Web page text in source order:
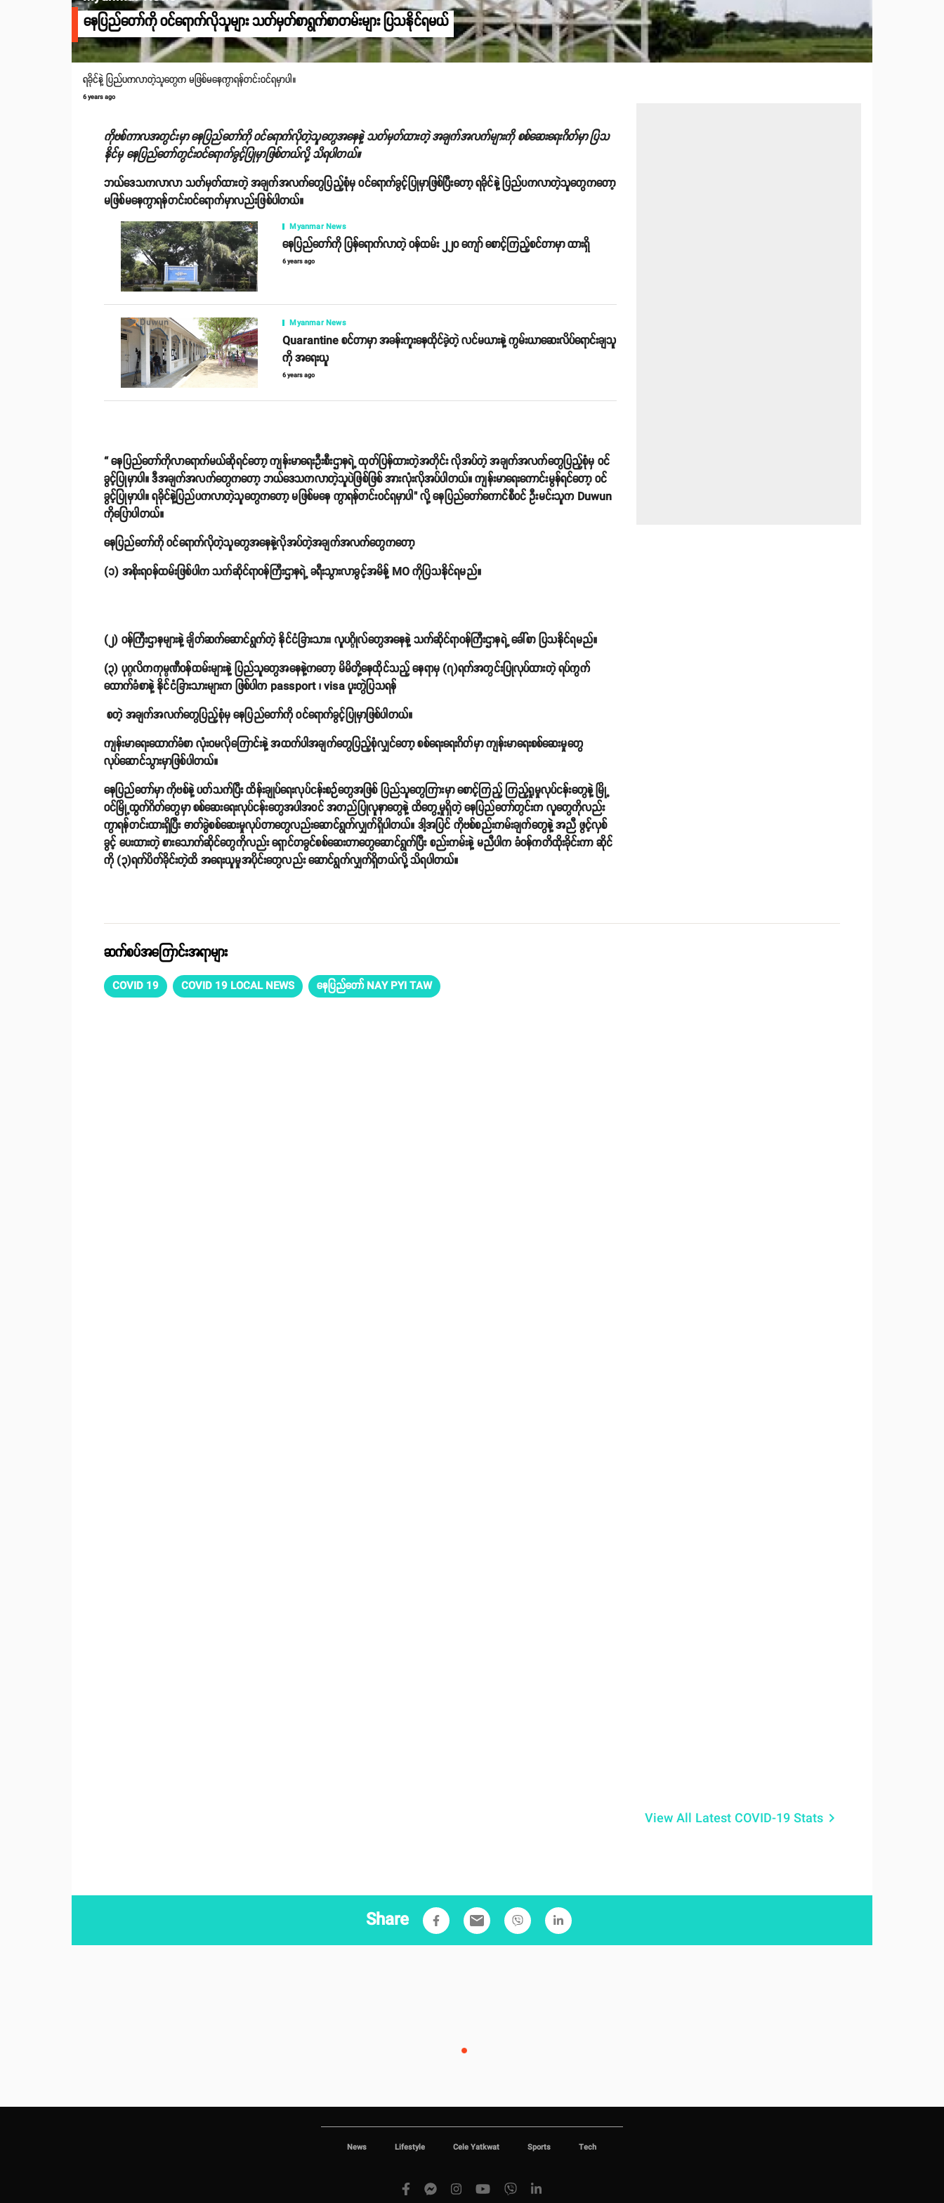
နေပြည်တော်ကို ဝင်ရောက်လိုသူများ သတ်မှတ်စာရွက်စာတမ်းများ ပြသနိုင်ရမယ်
ရခိုင်နဲ့ ပြည်ပကလာတဲ့သူတွေက မဖြစ်မနေကွာရန်တင်းဝင်ရမှာပါ။
6 years ago
ကိုဗစ်ကာလအတွင်းမှာ နေပြည်တော်ကို ဝင်ရောက်လိုတဲ့သူတွေအနေနဲ့ သတ်မှတ်ထားတဲ့ အချက်အလက်များကို စစ်ဆေးရေးဂိတ်မှာ ပြသ
နိုင်မှ နေပြည်တော်တွင်းဝင်ရောက်ခွင့်ပြုမှာဖြစ်တယ်လို့ သိရပါတယ်။
ဘယ်ဒေသကလာလာ သတ်မှတ်ထားတဲ့ အချက်အလက်တွေပြည့်စုံမှ ဝင်ရောက်ခွင့်ပြုမှာဖြစ်ပြီးတော့ ရခိုင်နဲ့ ပြည်ပကလာတဲ့သူတွေကတော့
မဖြစ်မနေကွာရန်တင်းဝင်ရောက်မှာလည်းဖြစ်ပါတယ်။
Myanmar News
နေပြည်တော်ကို ပြန်ရောက်လာတဲ့ ဝန်ထမ်း ၂၂၀ ကျော် စောင့်ကြည့်စင်တာမှာ ထားရှိ
6 years ago
Myanmar News
Quarantine စင်တာမှာ အခန်းကူးနေထိုင်ခဲ့တဲ့ လင်မယားနဲ့ ကွမ်းယာဆေးလိပ်ရောင်းချသူ
ကို အရေးယူ
6 years ago
“ နေပြည်တော်ကိုလာရောက်မယ်ဆိုရင်တော့ ကျန်းမာရေးဦးစီးဌာနရဲ့ ထုတ်ပြန်ထားတဲ့အတိုင်း လိုအပ်တဲ့ အချက်အလက်တွေပြည့်စုံမှ ဝင်
ခွင့်ပြုမှာပါ။ ဒီအချက်အလက်တွေကတော့ ဘယ်ဒေသကလာတဲ့သူပဲဖြစ်ဖြစ် အားလုံးလိုအပ်ပါတယ်။ ကျန်းမာရေးကောင်းမွန်ရင်တော့ ဝင်
ခွင့်ပြုမှာပါ။ ရခိုင်နဲ့ပြည်ပကလာတဲ့သူတွေကတော့ မဖြစ်မနေ ကွာရန်တင်းဝင်ရမှာပါ" လို့ နေပြည်တော်ကောင်စီဝင် ဦးမင်းသူက Duwun
ကိုပြောပါတယ်။
နေပြည်တော်ကို ဝင်ရောက်လိုတဲ့သူတွေအနေနဲ့လိုအပ်တဲ့အချက်အလက်တွေကတော့
(၁) အစိုးရဝန်ထမ်းဖြစ်ပါက သက်ဆိုင်ရာဝန်ကြီးဌာနရဲ့ ခရီးသွားလာခွင့်အမိန့် MO ကိုပြသနိုင်ရမည်။
(၂) ဝန်ကြီးဌာနများနဲ့ ချိတ်ဆက်ဆောင်ရွက်တဲ့ နိုင်ငံခြားသား၊ လူပဂ္ဂိုလ်တွေအနေနဲ့ သက်ဆိုင်ရာဝန်ကြီးဌာနရဲ့ ခေါ်စာ ပြသနိုင်ရမည်။
(၃) ပုဂ္ဂလိကကုမ္ပဏီဝန်ထမ်းများနဲ့ ပြည်သူတွေအနေနဲ့ကတော့ မိမိတို့နေထိုင်သည့် နေရာမှ (၇)ရက်အတွင်းပြုလုပ်ထားတဲ့ ရပ်ကွက်
ထောက်ခံစာနဲ့ နိုင်ငံခြားသားများက ဖြစ်ပါက passport ၊ visa ပူးတွဲပြသရန်
စတဲ့ အချက်အလက်တွေပြည့်စုံမှ နေပြည်တော်ကို ဝင်ရောက်ခွင့်ပြုမှာဖြစ်ပါတယ်။
ကျန်းမာရေးထောက်ခံစာ လုံးဝမလိုကြောင်းနဲ့ အထက်ပါအချက်တွေပြည့်စုံလျှင်တော့ စစ်ရေးရေးဂိတ်မှာ ကျန်းမာရေးစစ်ဆေးမှုတွေ
လုပ်ဆောင်သွားမှာဖြစ်ပါတယ်။
နေပြည်တော်မှာ ကိုဗစ်နဲ့ ပတ်သက်ပြီး ထိန်းချုပ်ရေးလုပ်ငန်းစဉ်တွေအဖြစ် ပြည်သူတွေကြားမှာ စောင့်ကြည့် ကြည့်ရှုမှုလုပ်ငန်းတွေနဲ့ မြို့
ဝင်မြို့ထွက်ဂိတ်တွေမှာ စစ်ဆေးရေးလုပ်ငန်းတွေအပါအဝင် အတည်ပြုလူနာတွေနဲ့ ထိတွေ့မှုရှိတဲ့ နေပြည်တော်တွင်းက လူတွေကိုလည်း
ကွာရန်တင်းထားရှိပြီး ဓာတ်ခွဲစစ်ဆေးမှုလုပ်တာတွေလည်းဆောင်ရွက်လျှက်ရှိပါတယ်။ ဒါ့အပြင် ကိုဗစ်စည်းကမ်းချက်တွေနဲ့ အညီ ဖွင့်လှစ်
ခွင့် ပေးထားတဲ့ စားသောက်ဆိုင်တွေကိုလည်း ရှောင်တခွင်စစ်ဆေးတာတွေဆောင်ရွက်ပြီး စည်းကမ်းနဲ့ မညီပါက ခံဝန်ကတိထိုးခိုင်းကာ ဆိုင်
ကို (၃)ရက်ပိတ်ခိုင်းတဲ့ထိ အရေးယူမှုအပိုင်းတွေလည်း ဆောင်ရွက်လျှက်ရှိတယ်လို့ သိရပါတယ်။
ဆက်စပ်အကြောင်းအရာများ
COVID 19 COVID 19 LOCAL NEWS နေပြည်တော် NAY PYI TAW
View All Latest COVID-19 Stats keyboard_arrow_right
Share email
News Lifestyle Cele Yatkwat Sports Tech